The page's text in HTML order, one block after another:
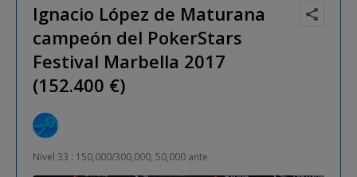
Ignacio López de Maturana
campeón del PokerStars
Festival Marbella 2017
(152.400 €)
Nivel 33 : 150,000/300,000, 50,000 ante